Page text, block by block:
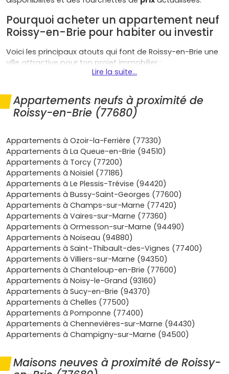
Pourquoi acheter un appartement neuf
Roissy-en-Brie pour habiter ou investir
Voici les principaux atouts qui font de Roissy-en-Brie une
ville attractive pour ton projet immobilier :
Paris(Haussmann–Saint-Lazare). Accès rapide à l'
et à laN104pour rejoindreMarne-la-Vallée
Dynamique d'emploi : proximité des pôles de
Marne-la-Vallée (commerces, services,
enseignement supérieur) et des zones d'activités
autour de Pontault-Combault
Tu peux viser unedemande locativeportée par les
actifs et les familles.
Cadre de vie vert : bords de laforêt de Ferrières
équipements sportifs et associatifs, écoles et
collèges. Ambiance familiale sans renoncer aux
commodités.
Confort du neuf: normesRE 2020
, isolation
performante, faibles dépenses d'énergie, ascenseurs,
parkings, locaux vélos et plans bien pensés. Idéal
pour un achat clé en main.
Financement facilité :frais de notaire réduits
(souvent2 à 3 % dans le neuf) et possibilité de
mobiliser lePTZsi tu es primo-accédant et éligible.
Tu veux voir ce que ça donne concrètement ? Parcours
lesprogrammes neufsdisponibles surVivre dans le
gare RERou des écoles.
Lire la suite...
Appartements neufs à proximité de
Roissy-en-Brie (77680)
Appartements à Ozoir-la-Ferrière (77330)
Appartements à La Queue-en-Brie (94510)
Appartements à Torcy (77200)
Appartements à Noisiel (77186)
Appartements à Le Plessis-Trévise (94420)
Appartements à Bussy-Saint-Georges (77600)
Appartements à Champs-sur-Marne (77420)
Appartements à Vaires-sur-Marne (77360)
Appartements à Ormesson-sur-Marne (94490)
Appartements à Noiseau (94880)
Appartements à Saint-Thibault-des-Vignes (77400)
Appartements à Villiers-sur-Marne (94350)
Appartements à Chanteloup-en-Brie (77600)
Appartements à Noisy-le-Grand (93160)
Appartements à Sucy-en-Brie (94370)
Appartements à Chelles (77500)
Appartements à Pomponne (77400)
Appartements à Chennevières-sur-Marne (94430)
Appartements à Champigny-sur-Marne (94500)
Maisons neuves à proximité de Roissy-